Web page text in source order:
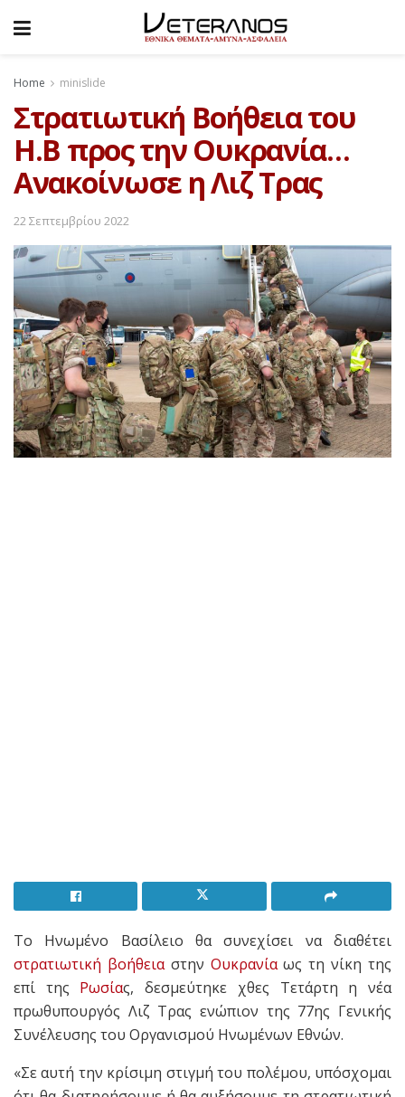
Home minislide
Στρατιωτική Βοήθεια του
Η.Β προς την Ουκρανία…
Ανακοίνωσε η Λιζ Τρας
22 Σεπτεμβρίου 2022
Το Ηνωμένο Βασίλειο θα συνεχίσει να διαθέτει
στρατιωτική βοήθειαστην Ουκρανίαως τη νίκη της
επί της Ρωσίας, δεσμεύτηκε χθες Τετάρτη η νέα
πρωθυπουργός Λιζ Τρας ενώπιον της 77ης Γενικής
Συνέλευσης του Οργανισμού Ηνωμένων Εθνών.
«Σε αυτή την κρίσιμη στιγμή του πολέμου, υπόσχομαι